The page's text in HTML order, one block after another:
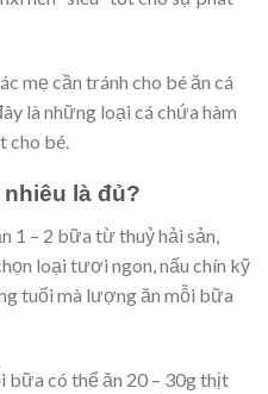
mẹ cần tránh cho bé ăn cá
là những loại cá chứa hàm
cho bé.
là đủ?
1 – 2 bữa từ thuỷ hải sản,
loại tươi ngon, nấu chín kỹ
tuổi mà lượng ăn mỗi bữa
bữa có thể ăn 20 – 30g thịt